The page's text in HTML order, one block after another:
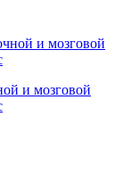
и мозговой